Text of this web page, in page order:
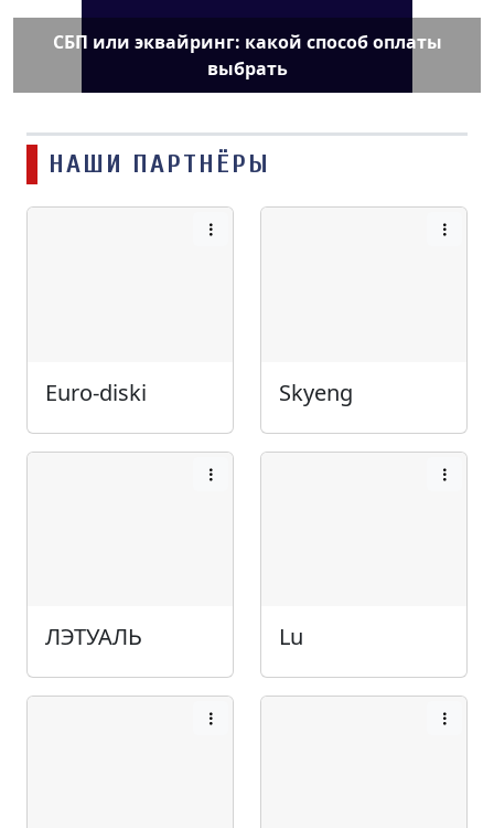
СБП или эквайринг: какой способ оплаты
выбрать
НАШИ ПАРТНЁРЫ
Euro-diski Skyeng
ЛЭТУАЛЬ Lu